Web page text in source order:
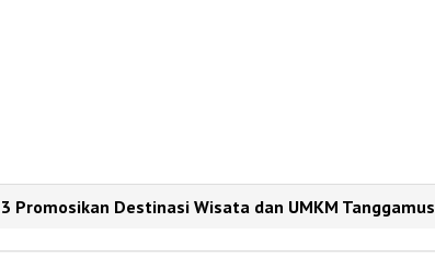
Promosikan Destinasi Wisata dan UMKM Tanggamus